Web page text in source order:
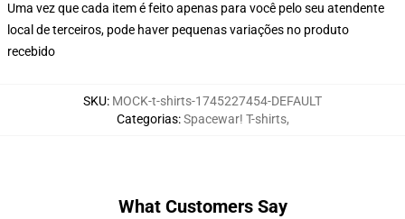
Uma vez que cada item é feito apenas para você pelo seu atendente
local de terceiros, pode haver pequenas variações no produto
recebido
SKU: MOCK-t-shirts-1745227454-DEFAULT
Categorias:Spacewar! T-shirts,
What Customers Say